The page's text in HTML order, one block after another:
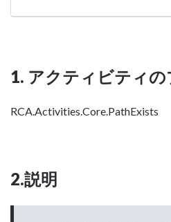
1. アクティビティ
RCA.Activities.Core.PathExists
2.説明